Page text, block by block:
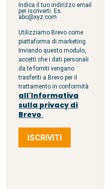
Indica il tuo indirizzo email
per iscriverti. Es.
abc@xyz.com
Utilizziamo Brevo come
piattaforma di marketing.
Inviando questo modulo,
accetti che i dati personali
da te forniti vengano
trasferiti a Brevo per il
trattamento in conformità
all'Informativa
sulla privacy di
Brevo .
ISCRIVITI